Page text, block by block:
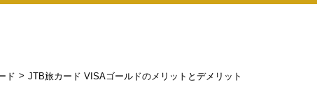
ド > JTB旅カード VISAゴールドのメリットとデメリット